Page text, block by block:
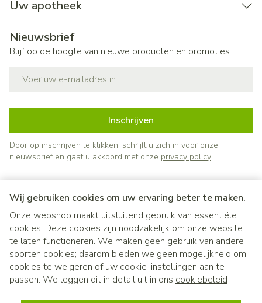
Wij gebruiken cookies om uw ervaring beter te maken.
Onze webshop maakt uitsluitend gebruik van essentiële
cookies. Deze cookies zijn noodzakelijk om onze website
te laten functioneren. We maken geen gebruik van andere
soorten cookies; daarom bieden we geen mogelijkheid om
cookies te weigeren of uw cookie-instellingen aan te
passen. We leggen dit in detail uit in ons cookiebeleid
Uw apotheek
Nieuwsbrief
Blijf op de hoogte van nieuwe producten en promoties
Inschrijven
Door op inschrijven te klikken, schrijft u zich in voor onze
nieuwsbrief en gaat u akkoord met onze privacy policy.
Juridische links